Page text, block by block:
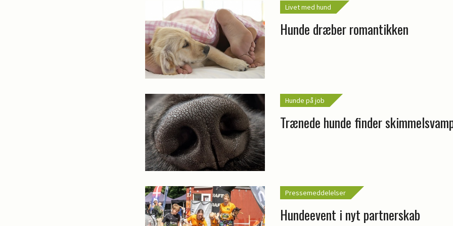
Livet med hund
Hunde dræber romantikken
Hunde på job
Trænede hunde finder
Pressemeddelelser
Hundeevent i nyt partnerskab